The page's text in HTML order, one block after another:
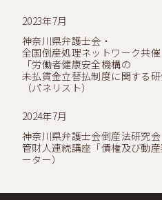
2023年7月
神奈川県弁護士会・
全国倒産処理ネットワーク共催
「労働者健康安全機構の
未払賃金立替払制度に関する研
（パネリスト）
2024年7月
神奈川県弁護士会倒産法研究会
管財人連続講座「債権及び動
ーター）